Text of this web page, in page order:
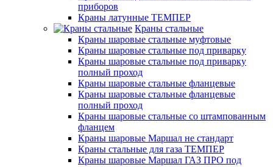
приборов
Краны латунные ТЕМПЕР
Краны стальные
Краны шаровые стальные муфтовые
Краны шаровые стальные под приварку
Краны шаровые стальные под приварку
полный проход
Краны шаровые стальные фланцевые
Краны шаровые стальные фланцевые
полный проход
Краны шаровые стальные со штампованным
фланцем
Краны шаровые Маршал не стандарт
Краны стальные для газа ТЕМПЕР
Краны шаровые Маршал ГАЗ ПРО под